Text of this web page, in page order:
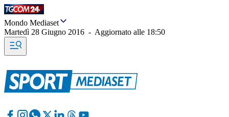
Mondo Mediaset
Martedì 28 Giugno 2016 - Aggiornato alle 18:50